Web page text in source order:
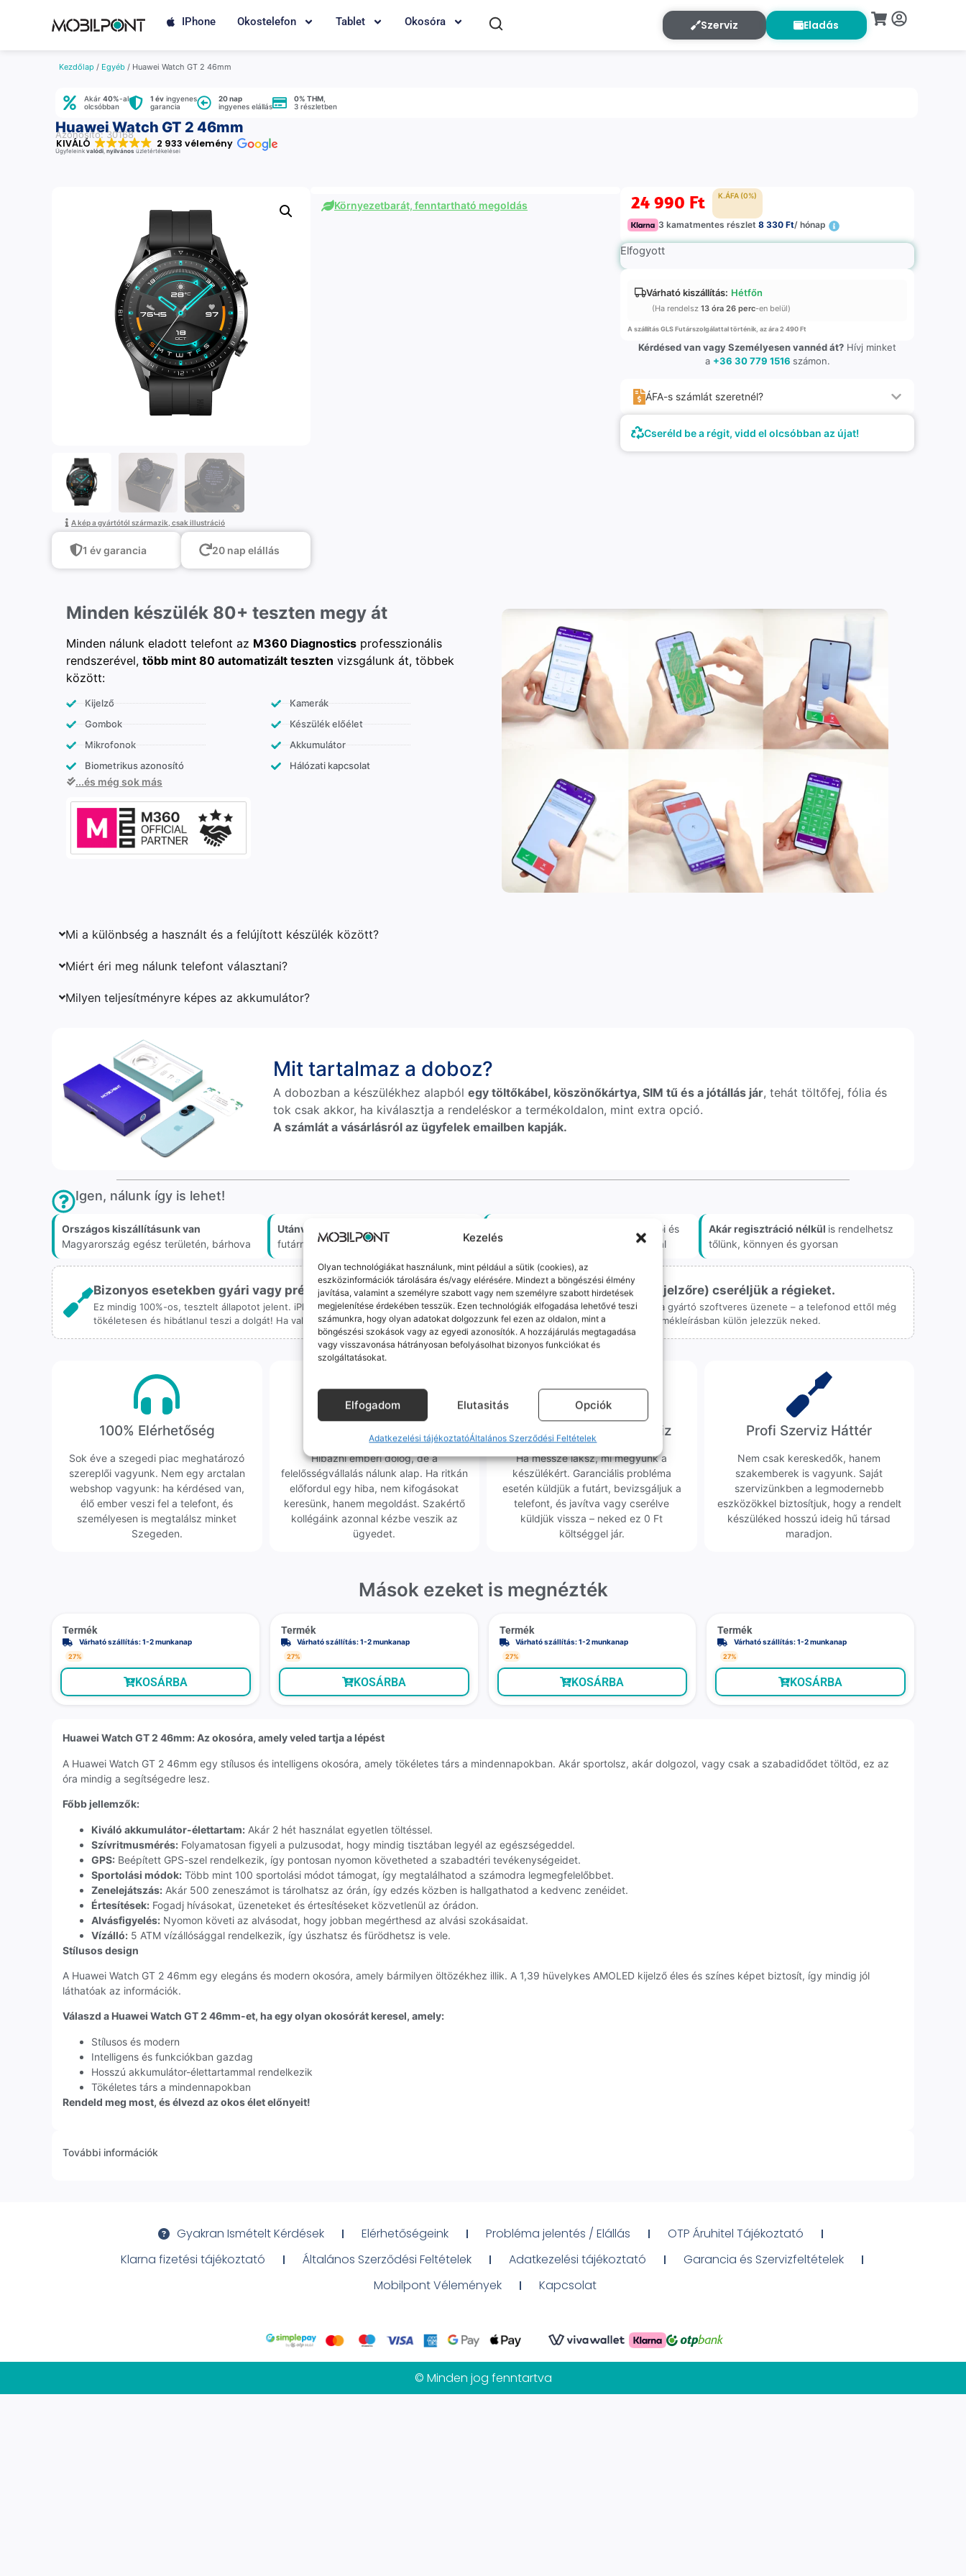
Kezelés
Olyan technológiákat használunk, mint például a sütik (cookies), az
eszközinformációk tárolására és/vagy elérésére. Mindezt a böngészési élmény
javítása, valamint a személyre szabott vagy nem személyre szabott hirdetések
megjelenítése érdekében tesszük. Ezen technológiák elfogadása lehetővé teszi
számunkra, hogy olyan adatokat dolgozzunk fel ezen az oldalon, mint a
böngészési szokások vagy az egyedi azonosítók. A hozzájárulás megtagadása
vagy visszavonása hátrányosan befolyásolhat bizonyos funkciókat és
szolgáltatásokat.
Elfogadom Elutasitás Opciók
Adatkezelési tájékoztatóÁltalános Szerződési Feltételek
IPhone Okostelefon Tablet Okosóra Szerviz Eladás
Kezdőlap / Egyéb / Huawei Watch GT 2 46mm
Akár 40%-al
olcsóbban
1 év ingyenes
garancia
20 nap
ingyenes elállás
0% THM
3 részletben
Huawei Watch GT 2 46mm
Azonosító: 30168
KIVÁLÓ 2 933 vélemény
Ügyfeleink valódi, nyilvános üzletértékelései
A kép a gyártótól származik, csak illustráció
1 év garancia 20 nap elállás
Környezetbarát, fenntartható megoldás 24 990 Ft K.ÁFA (0%)
3 kamatmentes részlet8 330 Ft/ hónap
Elfogyott
Várható kiszállítás: Hétfőn
(Ha rendelsz13 óra 26 perc-en belül)
A szállítás GLS Futárszolgálattal történik, az ára 2 490 Ft
Kérdésed van vagy Személyesen vannéd át? Hívj minket
a +36 30 779 1516 számon.
ÁFA-s számlát szeretnél?
Cseréld be a régit, vidd el olcsóbban az újat!
Minden készülék 80+ teszten megy át
Minden nálunk eladott telefont az M360 Diagnostics professzionális
rendszerével, több mint 80 automatizált teszten vizsgálunk át, többek
között:
Kijelző
Gombok
Mikrofonok
Biometrikus azonosító
Kamerák
Készülék előélet
Akkumulátor
Hálózati kapcsolat
...és még sok más
Mi a különbség a használt és a felújított készülék között?
Miért éri meg nálunk telefont választani?
Milyen teljesítményre képes az akkumulátor?
Mit tartalmaz a doboz?
A dobozban a készülékhez alapbólegy töltőkábel, köszönőkártya, SIM tű és a jótállás jár, tehát töltőfej, fólia és
tok csak akkor, ha kiválasztja a rendeléskor a termékoldalon, mint extra opció.
A számlát a vásárlásról az ügyfelek emailben kapják.
Igen, nálunk így is lehet!
Országos kiszállításunk van
Magyarország egész területén, bárhova
Utánvét akár készpénzben
futárnál, amikor megérkezik a csomagod
Makói és
Szegedi üzletünkben is akár azonnal
Akár regisztráció nélkül is rendelhetsz
tőlünk, könnyen és gyorsan
Bizonyos esetekben gyári vagy prémium minőségű alkatrészekre (pl. új akkumulátorra vagy kijelzőre) cseréljük a régieket.
Ez mindig 100%-os, tesztelt állapotot jelent. iPhone-oknál előfordulhat az "Ismeretlen alkatrész" jelzés, de ne aggódj, ez csak a gyártó szoftveres üzenete – a telefonod ettől még
tökéletesen és hibátlanul teszi a dolgát! Ha valahol (pl. Samsung S-széria) a gyárinál rosszabb minőségű az alkatrész, azt a termékleírásban külön jelezzük neked.
100% Elérhetőség
Sok éve a szegedi piac meghatározó
szereplői vagyunk. Nem egy arctalan
webshop vagyunk: ha kérdésed van,
élő ember veszi fel a telefont, és
személyesen is megtalálsz minket
Szegeden.
Korrekt Ügyintézés
Hibázni emberi dolog, de a
felelősségvállalás nálunk alap. Ha ritkán
előfordul egy hiba, nem kifogásokat
keresünk, hanem megoldást. Szakértő
kollégáink azonnal kézbe veszik az
ügyedet.
Ingyenes Futár & Szerviz
Ha messze laksz, mi megyünk a
készülékért. Garanciális probléma
esetén küldjük a futárt, bevizsgáljuk a
telefont, és javítva vagy cserélve
küldjük vissza – neked ez 0 Ft
költséggel jár.
Profi Szerviz Háttér
Nem csak kereskedők, hanem
szakemberek is vagyunk. Saját
szervizünkben a legmodernebb
eszközökkel biztosítjuk, hogy a rendelt
készüléked hosszú ideig hű társad
maradjon.
Mások ezeket is megnézték
Termék
Várható szállítás: 1-2 munkanap
27%
KOSÁRBA
Termék
Várható szállítás: 1-2 munkanap
27%
KOSÁRBA
Termék
Várható szállítás: 1-2 munkanap
27%
KOSÁRBA
Termék
Várható szállítás: 1-2 munkanap
27%
KOSÁRBA
Huawei Watch GT 2 46mm: Az okosóra, amely veled tartja a lépést
A Huawei Watch GT 2 46mm egy stílusos és intelligens okosóra, amely tökéletes társ a mindennapokban. Akár sportolsz, akár dolgozol, vagy csak a szabadidődet töltöd, ez az
óra mindig a segítségedre lesz.
Főbb jellemzők:
Kiváló akkumulátor-élettartam: Akár 2 hét használat egyetlen töltéssel.
Szívritmusmérés: Folyamatosan figyeli a pulzusodat, hogy mindig tisztában legyél az egészségeddel.
GPS: Beépített GPS-szel rendelkezik, így pontosan nyomon követheted a szabadtéri tevékenységeidet.
Sportolási módok: Több mint 100 sportolási módot támogat, így megtalálhatod a számodra legmegfelelőbbet.
Zenelejátszás: Akár 500 zeneszámot is tárolhatsz az órán, így edzés közben is hallgathatod a kedvenc zenéidet.
Értesítések: Fogadj hívásokat, üzeneteket és értesítéseket közvetlenül az órádon.
Alvásfigyelés: Nyomon követi az alvásodat, hogy jobban megérthesd az alvási szokásaidat.
Vízálló: 5 ATM vízállósággal rendelkezik, így úszhatsz és fürödhetsz is vele.
Stílusos design
A Huawei Watch GT 2 46mm egy elegáns és modern okosóra, amely bármilyen öltözékhez illik. A 1,39 hüvelykes AMOLED kijelző éles és színes képet biztosít, így mindig jól
láthatóak az információk.
Válaszd a Huawei Watch GT 2 46mm-et, ha egy olyan okosórát keresel, amely:
Stílusos és modern
Intelligens és funkciókban gazdag
Hosszú akkumulátor-élettartammal rendelkezik
Tökéletes társ a mindennapokban
Rendeld meg most, és élvezd az okos élet előnyeit!
További információk
Gyakran Ismételt Kérdések Elérhetőségeink Probléma jelentés / Elállás
OTP Áruhitel Tájékoztató
Klarna fizetési tájékoztató
Általános Szerződési Feltételek Adatkezelési tájékoztató
Garancia és Szervizfeltételek
Mobilpont Vélemények
Kapcsolat
© Minden jog fenntartva